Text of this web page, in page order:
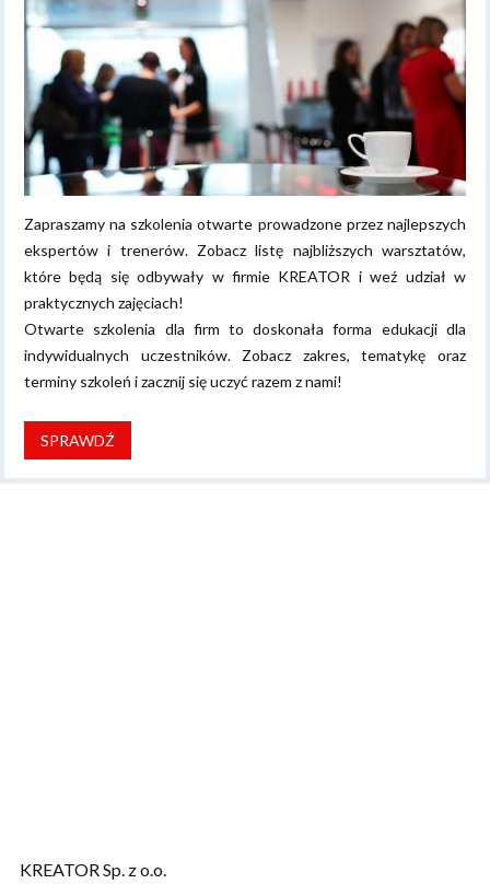
Zapraszamy na szkolenia otwarte prowadzone przez najlepszych
ekspertów i trenerów. Zobacz listę najbliższych warsztatów,
które będą się odbywały w firmie KREATOR i weź udział w
praktycznych zajęciach!
Otwarte szkolenia dla firm to doskonała forma edukacji dla
indywidualnych uczestników. Zobacz zakres, tematykę oraz
terminy szkoleń i zacznij się uczyć razem z nami!
SPRAWDŹ
KREATOR Sp. z o.o.